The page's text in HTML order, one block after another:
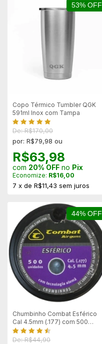
53% OFF
Copo Térmico Tumbler QGK
591ml Inox com Tampa
De: R$170,00
por: R$79,98 ou
R$63,98
com 20% OFF no Pix
Economize: R$16,00
7 x de R$11,43 sem juros
44% OFF
Chumbinho Combat Esférico
Cal 4.5mm (.177) com 500
Unidades
De: R$44,90